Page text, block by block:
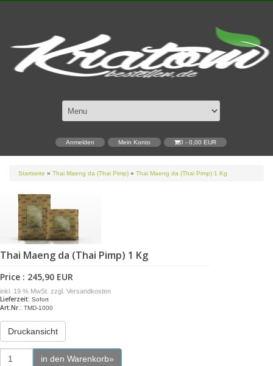
Anmelden Mein Konto 0 - 0,00 EUR
Startseite » Thai Maeng da (Thai Pimp) » Thai Maeng da (Thai Pimp) 1 Kg
Thai Maeng da (Thai Pimp) 1 Kg
Price : 245,90 EUR
inkl. 19 % MwSt. zzgl. Versandkosten
Lieferzeit: Sofort
Art.Nr.: TMD-1000
Druckansicht
in den Warenkorb»